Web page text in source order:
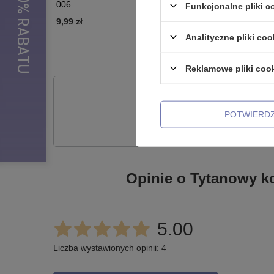
006
9,99 zł
- NS-006
Zadaj pytanie a my
Opinie o Tytanowy
5.00
Liczba wystawionych opinii: 4
Funkcjonalne pliki
Analityczne pliki
Reklamowe pliki